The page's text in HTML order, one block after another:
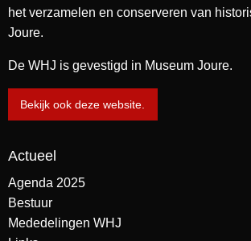
het verzamelen en conserveren van
Joure.
De WHJ is gevestigd in Museum Joure.
Bekijk ook deze website.
Actueel
Agenda 2025
Bestuur
Mededelingen WHJ